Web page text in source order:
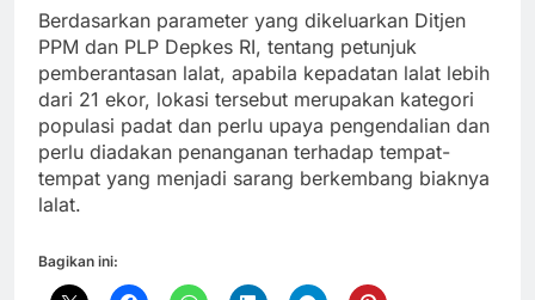
Berdasarkan parameter yang dikeluarkan Ditjen
PPM dan PLP Depkes RI, tentang petunjuk
pemberantasan lalat, apabila kepadatan lalat lebih
dari 21 ekor, lokasi tersebut merupakan kategori
populasi padat dan perlu upaya pengendalian dan
perlu diadakan penanganan terhadap tempat-
tempat yang menjadi sarang berkembang biaknya
lalat.
Bagikan ini: